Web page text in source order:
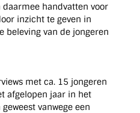
handvatten voor
inzicht te geven in
beleving van de jongeren
met ca. 15 jongeren
afgelopen jaar in het
vanwege een